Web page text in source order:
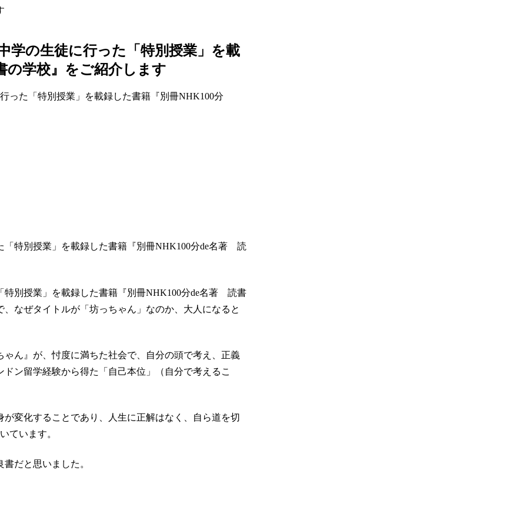
学の生徒に行った「特別授業」を載
学校』をご紹介します
別授業」を載録した書籍『別冊NHK100分de名著 読書
なぜタイトルが「坊っちゃん」なのか、大人になると
ん』が、忖度に満ちた社会で、自分の頭で考え、正義
ン留学経験から得た「自己本位」（自分で考えるこ
変化することであり、人生に正解はなく、自ら道を切
ています。
だと思いました。